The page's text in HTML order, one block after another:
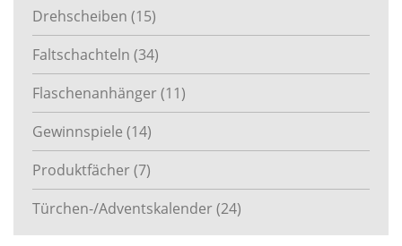
Drehscheiben (15)
Faltschachteln (34)
Flaschenanhänger(11)
Gewinnspiele (14)
Produktfächer(7)
Türchen-/Adventskalender(24)